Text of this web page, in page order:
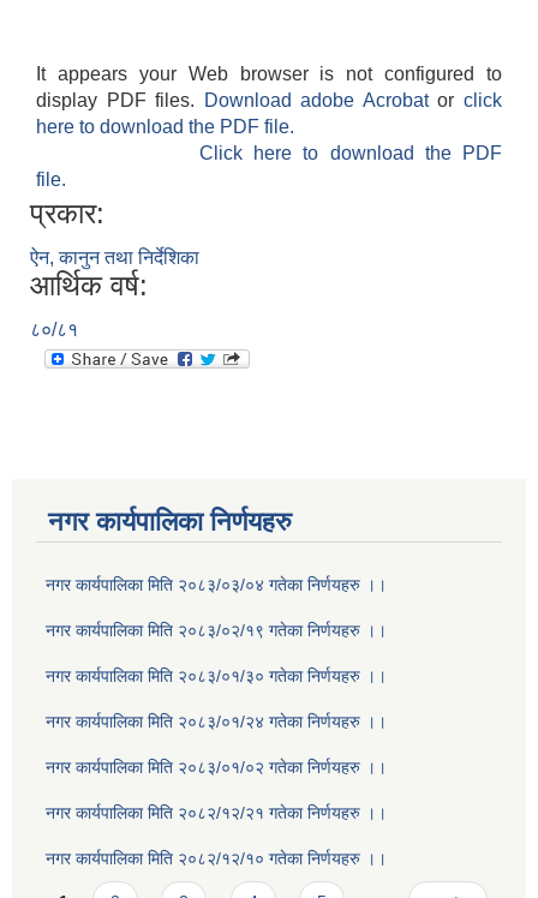
It appears your Web browser is not configured to
display PDF files.
Download adobe Acrobatorclick
here to download the PDF file.
Click here to download the PDF
file.
प्रकार:
ऐन, कानुन तथा निर्देशिका
आर्थिक वर्ष:
८०/८१
नगर कार्यपालिका निर्णयहरु
नगर कार्यपालिका मिति २०८३/०३/०४ गतेका निर्णयहरु ।।
नगर कार्यपालिका मिति २०८३/०२/१९ गतेका निर्णयहरु ।।
नगर कार्यपालिका मिति २०८३/०१/३० गतेका निर्णयहरु ।।
नगर कार्यपालिका मिति २०८३/०१/२४ गतेका निर्णयहरु ।।
नगर कार्यपालिका मिति २०८३/०१/०२ गतेका निर्णयहरु ।।
नगर कार्यपालिका मिति २०८२/१२/२१ गतेका निर्णयहरु ।।
नगर कार्यपालिका मिति २०८२/१२/१० गतेका निर्णयहरु ।।